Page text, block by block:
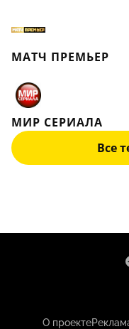
МАТЧ ПРЕМЬЕР
МИР СЕРИАЛА
Все
О проекте